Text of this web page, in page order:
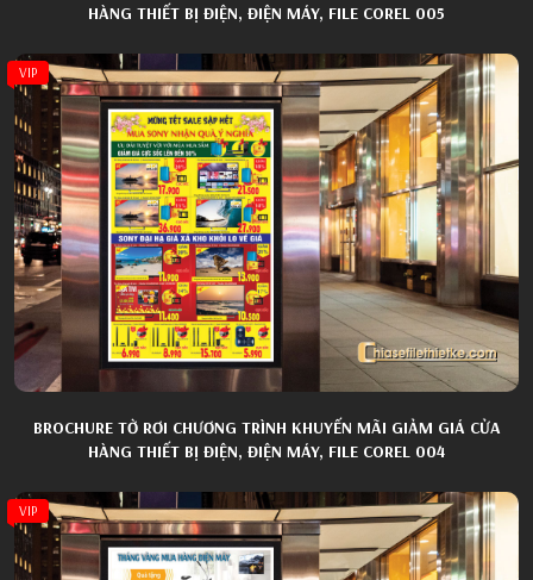
HÀNG THIẾT BỊ ĐIỆN, ĐIỆN MÁY, FILE COREL 005
VIP
BROCHURE TỜ RƠI CHƯƠNG TRÌNH KHUYẾN MÃI GIẢM GIÁ CỬA
HÀNG THIẾT BỊ ĐIỆN, ĐIỆN MÁY, FILE COREL 004
VIP